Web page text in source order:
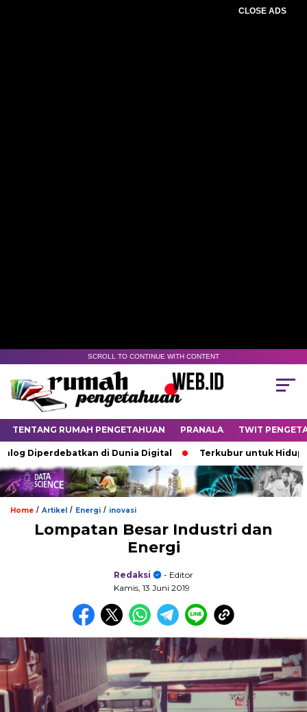
CLOSE ADS
SCROLL TO CONTINUE WITH CONTENT
TENTANG RUMAH PENGETAHUAN PRANALA TWIT
di Dunia Digital Terkubur untuk Hidup
Home / Artikel / Energi / inovasi
Lompatan Besar Industri dan
Energi
Redaksi
- Editor
Kamis, 13 Juni 2019